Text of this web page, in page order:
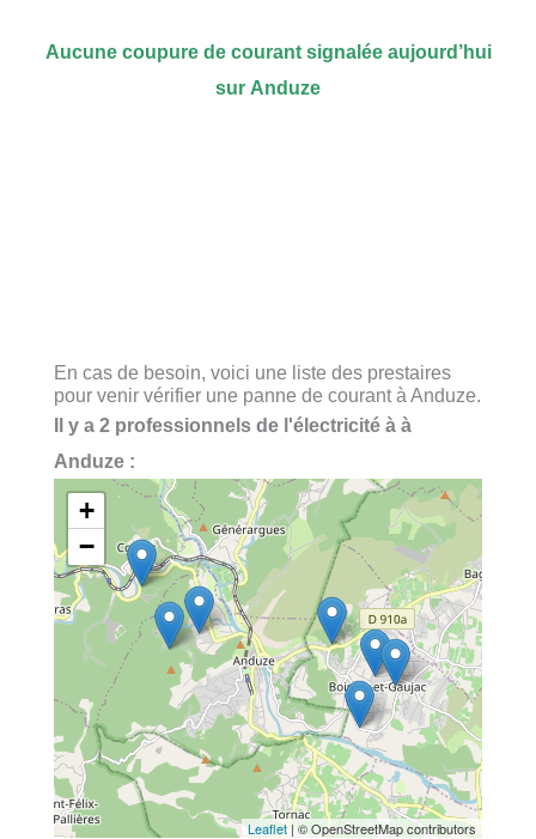
Aucune coupure de courant signalée aujourd’hui
sur Anduze
En cas de besoin, voici une liste des prestaires
pour venir vérifier une panne de courant à Anduze.
Il y a 2 professionnels de l'électricité à à
Anduze :
+
−
Leaflet| © OpenStreetMap contributors